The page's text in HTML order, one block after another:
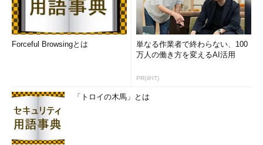
Forceful Browsingとは
単なる作業者で終わらない、100
万人の働き方を変えるAI活用
PR(＠IT)
「トロイの木馬」とは